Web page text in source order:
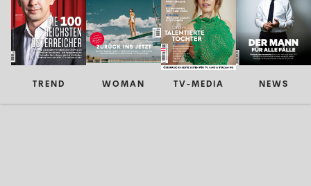
TREND WOMAN TV-MEDIA NEWS